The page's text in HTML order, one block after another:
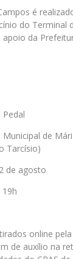
é
do Terminal
da
de
Tarcísio)
de agosto
online
de auxílio na